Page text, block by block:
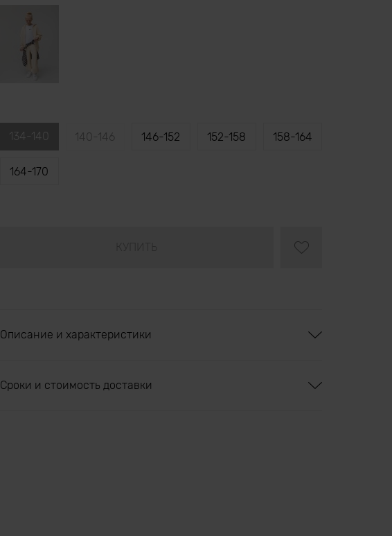
134-140 140-146 146-152 152-158 158-164
164-170
Описание и характеристики
Сроки и стоимость доставки